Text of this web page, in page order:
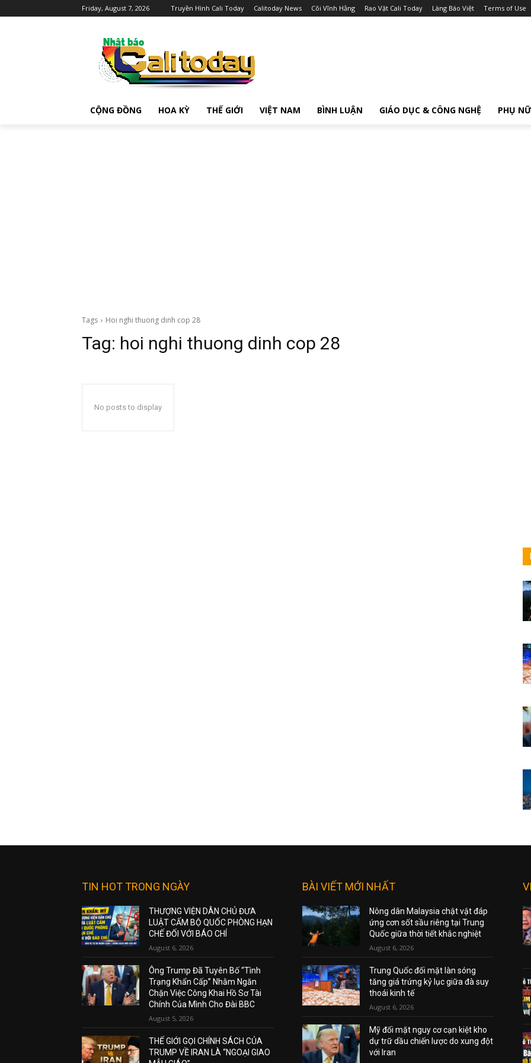
Friday, August 7, 2026 Truyền Hình Cali Today Calitoday News Cõi Vĩnh Hằng Rao Vặt Cali Today Làng Báo Việt Terms of Use
CỘNG ĐỒNG HOA KỲ THẾ GIỚI VIỆT NAM BÌNH LUẬN GIÁO DỤC & CÔNG NGHỆ PHỤ NỮ
Tags Hoi nghi thuong dinh cop 28
Tag: hoi nghi thuong dinh cop 28
No posts to display
TIN HOT TRONG NGÀY
THƯỢNG VIỆN DÂN CHỦ ĐƯA
LUẬT CẤM BỘ QUỐC PHÒNG HẠN
CHẾ ĐỐI VỚI BÁO CHÍ
August 6, 2026
Ông Trump Đã Tuyên Bố “Tình
Trạng Khẩn Cấp” Nhằm Ngăn
Chặn Việc Công Khai Hồ Sơ Tài
Chính Của Mình Cho Đài BBC
August 5, 2026
THẾ GIỚI GỌI CHÍNH SÁCH CỦA
TRUMP VỀ IRAN LÀ “NGOẠI GIAO
BÀI VIẾT MỚI NHẤT
Nông dân Malaysia chật vật đáp
ứng cơn sốt sầu riêng tại Trung
Quốc giữa thời tiết khắc nghiệt
August 6, 2026
Trung Quốc đối mặt làn sóng
tăng giá trứng kỷ lục giữa đà suy
thoái kinh tế
August 6, 2026
Mỹ đối mặt nguy cơ cạn kiệt kho
dự trữ dầu chiến lược do xung đột
với Iran